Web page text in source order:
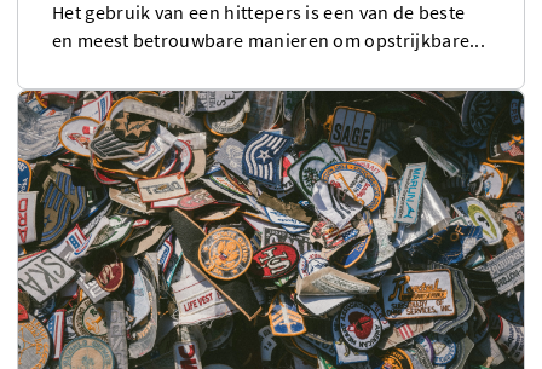
Het gebruik van een hittepers is een van de beste
en meest betrouwbare manieren om opstrijkbare...